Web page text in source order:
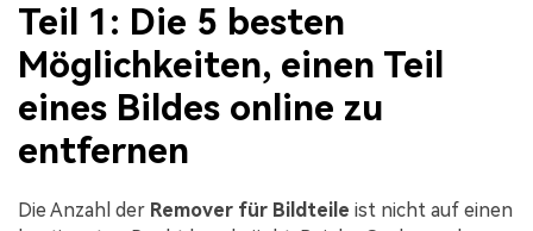
Teil 1: Die 5 besten
Möglichkeiten, einen Teil
eines Bildes online zu
entfernen
Die Anzahl der Remover für Bildteile ist nicht auf einen